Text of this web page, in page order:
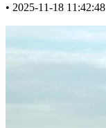
• 2025-11-18 11:42:48